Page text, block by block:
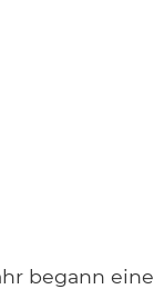
begann eine